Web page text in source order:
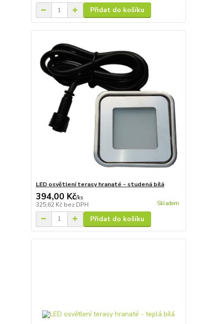
Přidat do košíku
LED osvětlení terasy hranaté - studená bílá
394,00 Kč/ks
325,62 Kč bez DPH Skladem
Přidat do košíku